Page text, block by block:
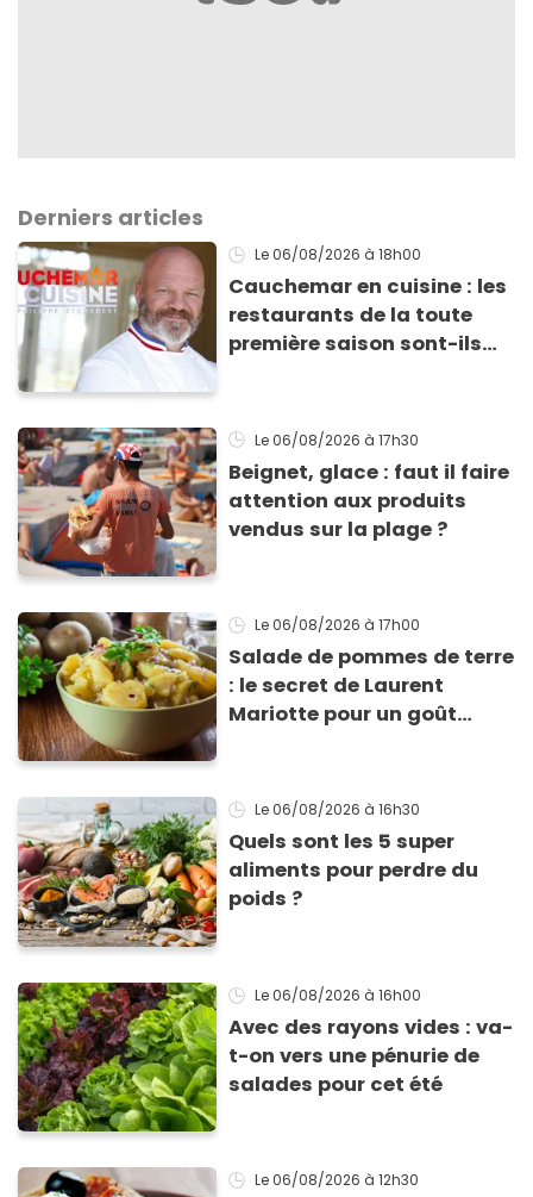
Derniers articles
Le 06/08/2026 à 18h00
Cauchemar en cuisine : les
restaurants de la toute
première saison sont-ils
Le 06/08/2026 à 17h30
Beignet, glace : faut il faire
attention aux produits
vendus sur la plage ?
Le 06/08/2026 à 17h00
Salade de pommes de terre
: le secret de Laurent
Mariotte pour un goût
Le 06/08/2026 à 16h30
Quels sont les 5 super
aliments pour perdre du
poids ?
Le 06/08/2026 à 16h00
Avec des rayons vides : va-
t-on vers une pénurie de
salades pour cet été
Le 06/08/2026 à 12h30